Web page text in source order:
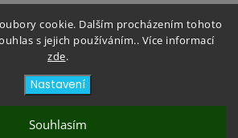
cookie. Dalším procházením tohoto
s jejich používáním.. Více informací
zde.
Nastavení
Souhlasím
světlo AXA 30, zámek AXA
Protect Option
pro postavy 1,57–1,90 m